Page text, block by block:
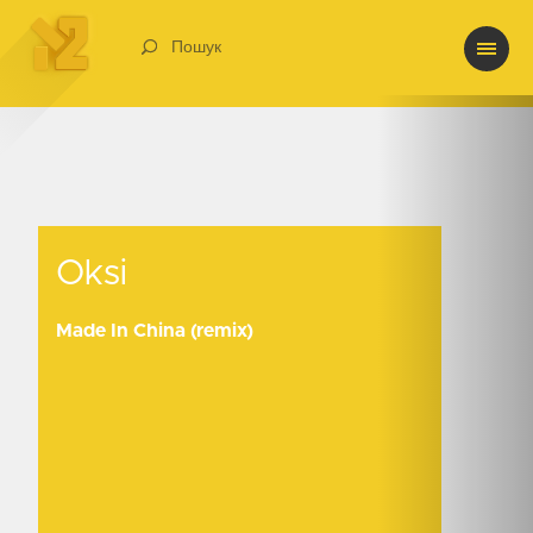
Пошук
Oksi
Made In China (remix)